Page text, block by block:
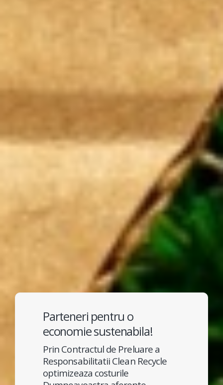
Parteneri pentru o
economie sustenabila!
Prin Contractul de Preluare a
Responsabilitatii Clean Recycle
optimizeaza costurile